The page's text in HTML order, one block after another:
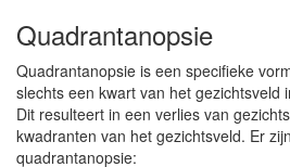
Quadrantanopsie
Quadrantanopsie is een specifieke
slechts een kwart van het gezichtsveld
Dit resulteert in een verlies van
kwadranten van het gezichtsveld. Er
quadrantanopsie: